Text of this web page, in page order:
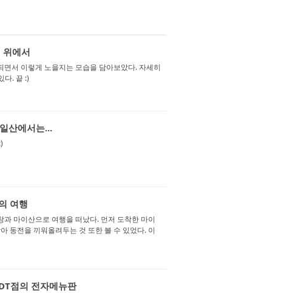
에서
서 이렇게 노을지는 모습을 담아보았다. 자세히
다. 끝 :)
산에서는...
여행
마이산으로 여행을 떠났다. 먼저 도착한 마이
동전을 끼워올려두는 것 또한 볼 수 있었다. 이
점의 전자메뉴판